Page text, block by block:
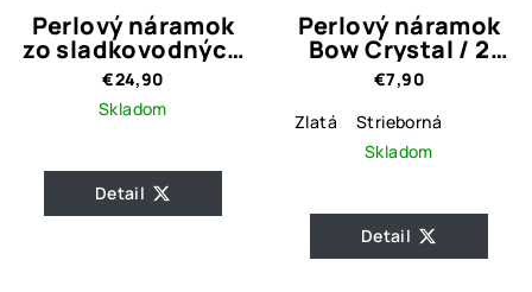
Perlový náramok
zo sladkovodných
perál 1.
€24,90
Skladom
Detail
Perlový náramok
Bow Crystal / 2
prevedenia
€7,90
Zlatá
Strieborná
Skladom
Detail